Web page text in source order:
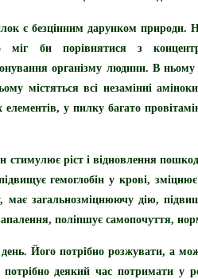
є безцінним дарунком природи.
міг би порівнятися з
організму людини. В
містяться всі незамінні
елементів, у пилку багато
стимулює ріст і відновлення
гемоглобін у крові,
має загальнозміцнюючу дію,
поліпшує самопочуття,
Його потрібно розжувати, а
деякий час потримати у